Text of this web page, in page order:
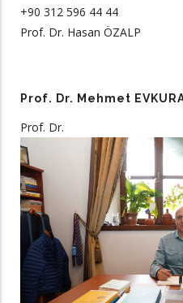
+90 312 596 44 44
Prof. Dr. Hasan ÖZALP
Prof. Dr. Mehmet
Prof. Dr.